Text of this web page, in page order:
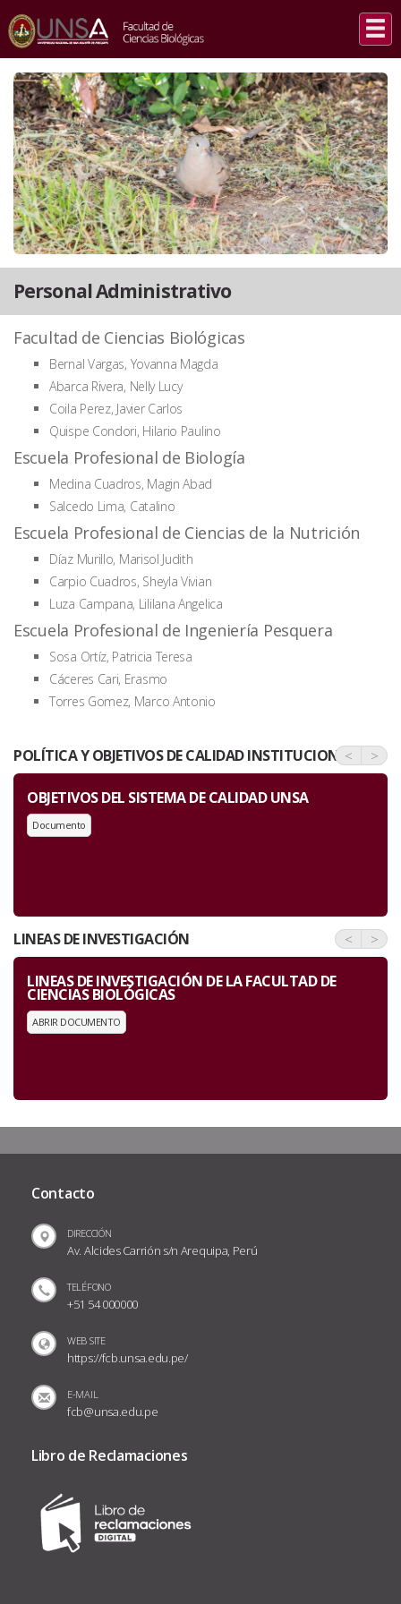
INICIO PERSONAL ADMINISTRATIVO
Personal Administrativo
Facultad de Ciencias Biológicas
Bernal Vargas, Yovanna Magda
Abarca Rivera, Nelly Lucy
Coila Perez, Javier Carlos
Quispe Condori, Hilario Paulino
Escuela Profesional de Biología
Medina Cuadros, Magin Abad
Salcedo Lima, Catalino
Escuela Profesional de Ciencias de la Nutrición
Díaz Murillo, Marisol Judith
Carpio Cuadros, Sheyla Vivian
Luza Campana, Lililana Angelica
Escuela Profesional de Ingeniería Pesquera
Sosa Ortíz, Patricia Teresa
Cáceres Cari, Erasmo
Torres Gomez, Marco Antonio
POLÍTICA Y OBJETIVOS DE CALIDAD INSTITUCIONAL
< >
OBJETIVOS DEL SISTEMA DE CALIDAD UNSA
Documento
LINEAS DE INVESTIGACIÓN < >
LINEAS DE INVESTIGACIÓN DE LA FACULTAD DE
CIENCIAS BIOLÓGICAS
ABRIR DOCUMENTO
Contacto
DIRECCIÓN
Av. Alcides Carrión s/n Arequipa, Perú
TELÉFONO
+51 54 000000
WEB SITE
https://fcb.unsa.edu.pe/
E-MAIL
fcb@unsa.edu.pe
Libro de Reclamaciones